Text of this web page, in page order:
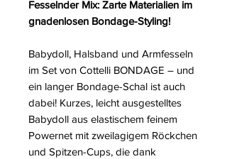
Fesselnder Mix: Zarte Materialien im
gnadenlosen Bondage-Styling!
Babydoll, Halsband und Armfesseln
im Set von Cottelli BONDAGE – und
ein langer Bondage-Schal ist auch
dabei! Kurzes, leicht ausgestelltes
Babydoll aus elastischem feinem
Powernet mit zweilagigem Röckchen
und Spitzen-Cups, die dank